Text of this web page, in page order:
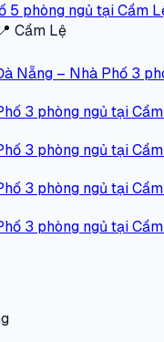
5 phòng ngủ tại Cẩm
📍 Cẩm Lệ